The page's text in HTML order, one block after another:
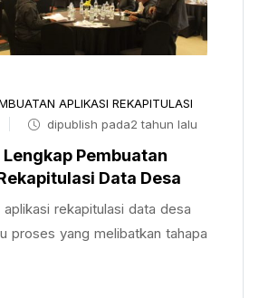
APLIKASI REKAPITULASI
dipublish pada2 tahun lalu
Lengkap Pembuatan
Data Desa
aplikasi rekapitulasi data desa
proses yang melibatkan tahapa